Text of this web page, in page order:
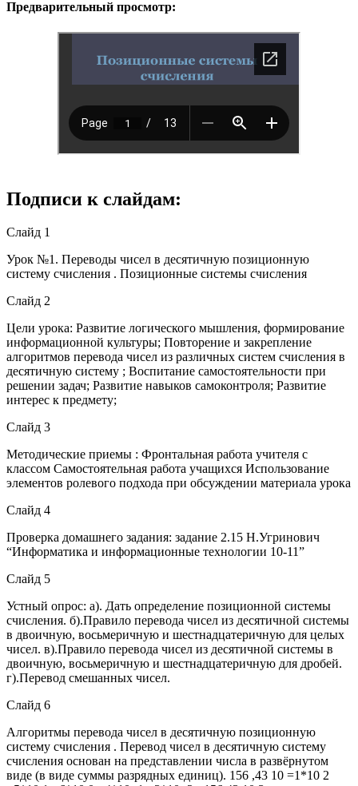
Предварительный просмотр:
Подписи к слайдам:
Слайд 1
Урок №1. Переводы чисел в десятичную позиционную
систему счисления . Позиционные системы счисления
Слайд 2
Цели урока: Развитие логического мышления, формирование
информационной культуры; Повторение и закрепление
алгоритмов перевода чисел из различных систем счисления в
десятичную систему ; Воспитание самостоятельности при
решении задач; Развитие навыков самоконтроля; Развитие
интерес к предмету;
Слайд 3
Методические приемы : Фронтальная работа учителя с
классом Самостоятельная работа учащихся Использование
элементов ролевого подхода при обсуждении материала урока
Слайд 4
Проверка домашнего задания: задание 2.15 Н.Угринович
“Информатика и информационные технологии 10-11”
Слайд 5
Устный опрос: а). Дать определение позиционной системы
счисления. б).Правило перевода чисел из десятичной системы
в двоичную, восьмеричную и шестнадцатеричную для целых
чисел. в).Правило перевода чисел из десятичной системы в
двоичную, восьмеричную и шестнадцатеричную для дробей.
г).Перевод смешанных чисел.
Слайд 6
Алгоритмы перевода чисел в десятичную позиционную
систему счисления . Перевод чисел в десятичную систему
счисления основан на представлении числа в развёрнутом
виде (в виде суммы разрядных единиц). 156 ,43 10 =1*10 2